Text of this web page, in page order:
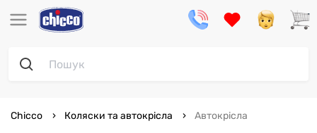
Chicco Коляски та автокрісла Автокрісла